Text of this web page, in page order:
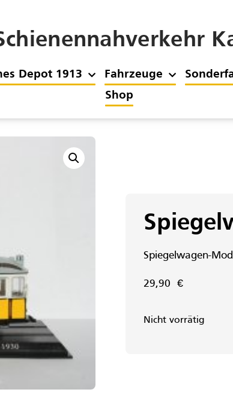
Depot 1913 Fahrzeuge
Shop
Spiegelwagen-
29,90 €
Nicht vorrätig